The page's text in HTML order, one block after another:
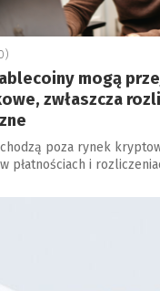
mogą
zwłaszcza
poza rynek
płatnościach i